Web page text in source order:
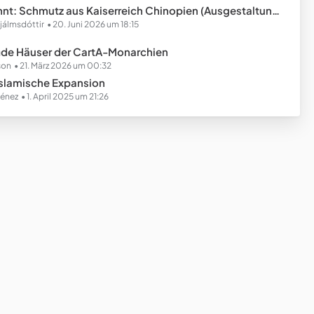
Schmutz aus Kaiserreich Chinopien (Ausgestaltungsstaat)
20. Juni 2026 um 18:15
Häuser der CartA-Monarchien
21. März 2026 um 00:32
Expansion
1. April 2025 um 21:26